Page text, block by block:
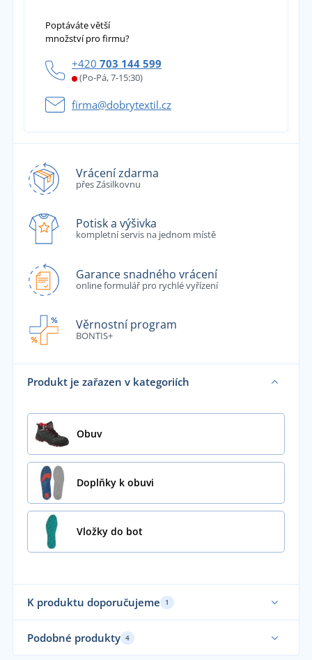
Poptáváte větší
množství pro firmu?
+420 703 144 599
(Po-Pá, 7-15:30)
firma@dobrytextil.cz
Vrácení zdarma
přes Zásilkovnu
Potisk a výšivka
kompletní servis na jednom místě
Garance snadného vrácení
online formulář pro rychlé vyřízení
Věrnostní program
BONTIS+
Produkt je zařazen v kategoriích
Obuv
Doplňky k obuvi
Vložky do bot
K produktu doporučujeme 1
Podobné produkty 4